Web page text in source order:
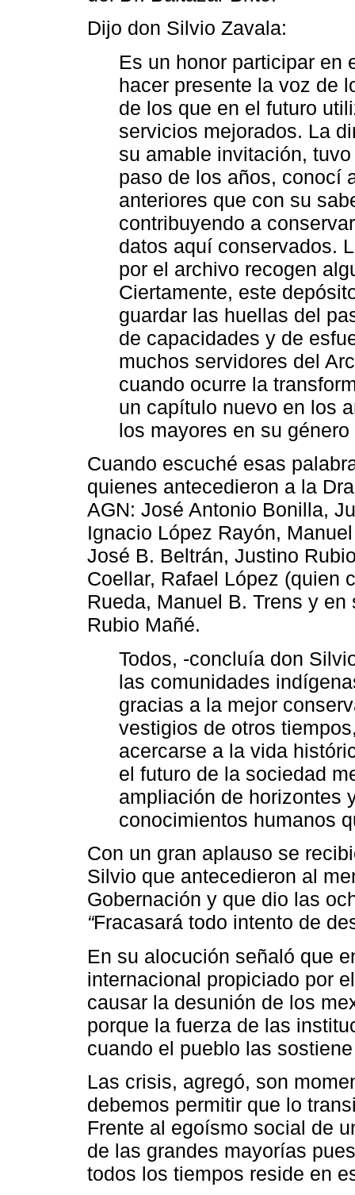
Dijo don Silvio Zavala:
Es un honor participar en
hacer presente la voz de
de los que en el futuro
servicios mejorados. La
su amable invitación,
paso de los años, conocí
anteriores que con su
contribuyendo a
datos aquí conservados.
por el archivo recogen
Ciertamente, este
guardar las huellas del
de capacidades y de
muchos servidores del
cuando ocurre la
un capítulo nuevo en los
los mayores en su
Cuando escuché esas
quienes antecedieron a la
AGN: José Antonio Bonilla,
Ignacio López Rayón,
José B. Beltrán, Justino
Coellar, Rafael López (quien
Rueda, Manuel B. Trens y
Rubio Mañé.
Todos, -concluía don
las comunidades
gracias a la mejor
vestigios de otros
acercarse a la vida
el futuro de la sociedad
ampliación de horizontes
conocimientos humanos
Con un gran aplauso se
Silvio que antecedieron al
Gobernación y que dio las
“Fracasará todo intento de
En su alocución señaló que
internacional propiciado por
causar la desunión de los
porque la fuerza de las
cuando el pueblo las
Las crisis, agregó, son
debemos permitir que lo
Frente al egoísmo social de
de las grandes mayorías
todos los tiempos reside en